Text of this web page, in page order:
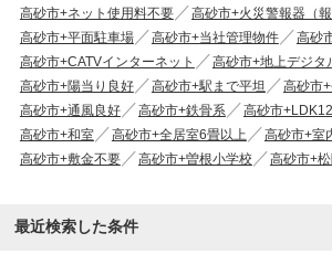
高砂市+ネット使用料不要
高砂市+火災警報器（報
高砂市+平面駐車場
高砂市+当社管理物件
高砂
高砂市+CATVインターネット
高砂市+地上デジタ
高砂市+陽当り良好
高砂市+駅まで平坦
高砂市
高砂市+通風良好
高砂市+鉄骨系
高砂市
高砂市+和室
高砂市+全居室6畳以上
高砂市+室
高砂市+敷金不要
高砂市+曽根小学校 高砂市+
最近検索した条件